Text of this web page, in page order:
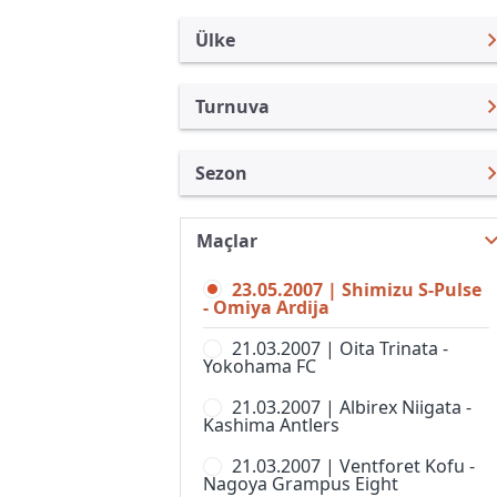
Ülke
Japonya
Türkiye
Uluslararası
Uluslararası Kulüpler
Turkiye
İngiltere
Almanya Amatör
Fransa
Turnuva
Emperor Kupası
J.Lig 2
J.Ligi
Japonya Futbol Ligi
Nadeshiko Ligi, 1. Lig, Kadınlar
Süper Kupa
Sezon
J. Lig Kupası 2026
J. Lig Kupası 2025
J. Lig Kupası 2024
J. Lig Kupası 2023
J. Lig Kupası 2022
J. Lig Kupası 2021
Maçlar
23.05.2007 | Shimizu S-Pulse
- Omiya Ardija
21.03.2007 | Oita Trinata -
Yokohama FC
21.03.2007 | Albirex Niigata -
Kashima Antlers
21.03.2007 | Ventforet Kofu -
Nagoya Grampus Eight